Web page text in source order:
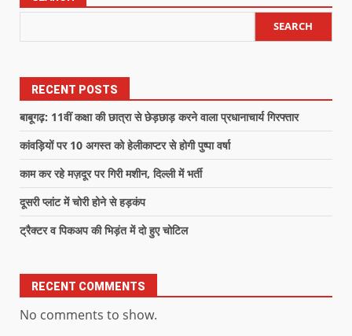
SEARCH
RECENT POSTS
बाबूगढ़: 11वीं कक्षा की छात्रा से छेड़छाड़ करने वाला प्रधानाचार्य गिरफ्तार
कांवड़ियों पर 10 अगस्त को हेलीकाप्टर से होगी पुष्पा वर्षा
काम कर रहे मज़दूर पर गिरी मशीन, दिल्ली में भर्ती
दूसरी प्लांट में चोरी होने से हड़कंप
ट्रैक्टर व पिकअप की भिड़ंत में दो हुए चोटिल
RECENT COMMENTS
No comments to show.